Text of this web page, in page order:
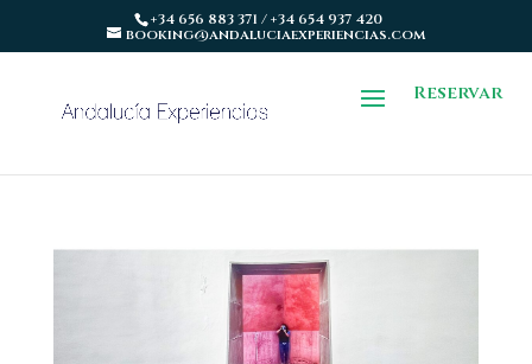
+34 656 883 371 / +34 654 937 420
booking@andaluciaexperiencias.com
Reservar